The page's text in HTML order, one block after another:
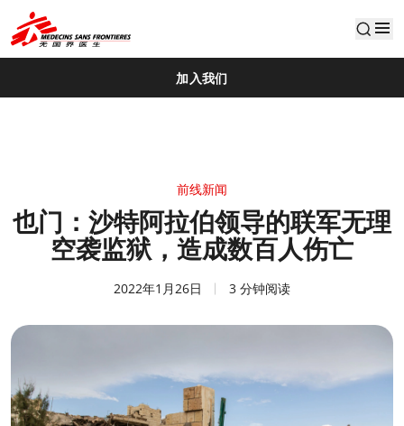
default
加入我们
前线新闻
也门：沙特阿拉伯领导的联军无理
空袭监狱，造成数百人伤亡
2022年1月26日 3 分钟阅读